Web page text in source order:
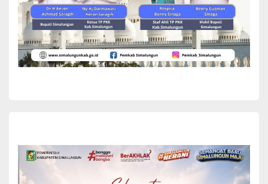
Dikatakan, kegiatan warkshop dilaksanakan di tiga lokasi, seperti di
provinsi Sumatera Utara yaitu di Simalungun, di Jambi yaitu di
Jabung Timur dan di Sulawesi Selatan yaitu di Maros. “Jadi tidak
hanya di Simalungun, tapi 100 orang ibu-ibu di Jabung Timur dan
Maros dalam minggu ini juga akan mengikuti kegiatan ini dalam
kabupaten Simalungun ini dapat meningkatkan pengetahuan para
ibu mengenai potensi protein lokal dalam pemenuhan gizi keluarga,
baik protein hewani maupun nabati seperti tempe,”tambah Grace.